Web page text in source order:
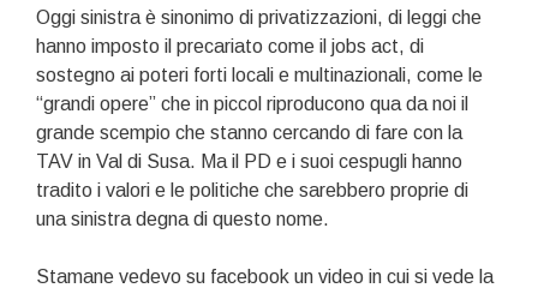
Oggi sinistra è sinonimo di privatizzazioni, di leggi che
hanno imposto il precariato come il jobs act, di
sostegno ai poteri forti locali e multinazionali, come le
“grandi opere” che in piccol riproducono qua da noi il
grande scempio che stanno cercando di fare con la
TAV in Val di Susa. Ma il PD e i suoi cespugli hanno
tradito i valori e le politiche che sarebbero proprie di
una sinistra degna di questo nome.
Stamane vedevo su facebook un video in cui si vede la